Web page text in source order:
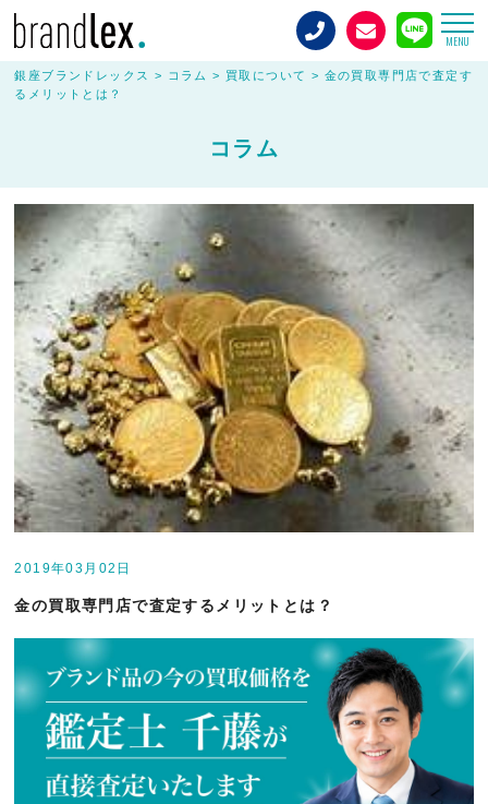
MENU
銀座ブランドレックス > コラム > 買取について > 金の買取専⾨店で査定す
るメリットとは？
コラム
2019年03月02日
金の買取専⾨店で査定するメリットとは？